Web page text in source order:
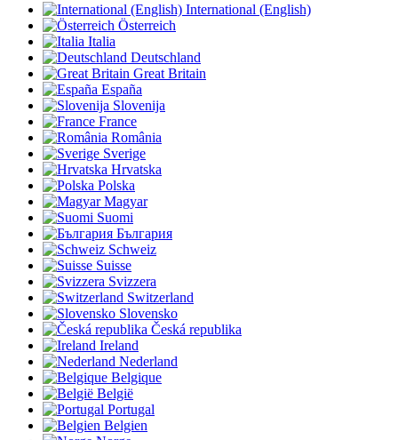
International (English)
Österreich
Italia
Deutschland
Great Britain
España
Slovenija
France
România
Sverige
Hrvatska
Polska
Magyar
Suomi
България
Schweiz
Suisse
Svizzera
Switzerland
Slovensko
Česká republika
Ireland
Nederland
Belgique
België
Portugal
Belgien